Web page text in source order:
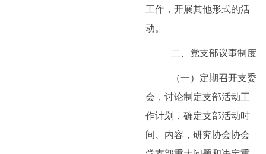
工作，开展其他形式的活
动。
二、党支部议事制度
（一）定期召开支委
会，讨论制定支部活动工
作计划，确定支部活动时
间、内容，研究协会协会